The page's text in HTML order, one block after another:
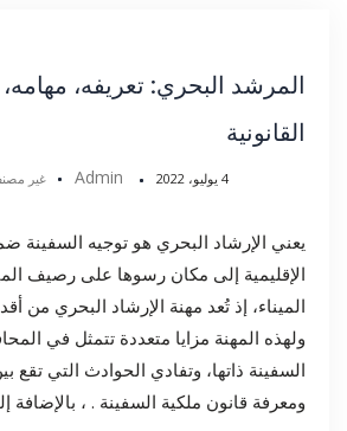
المرشد البحري: تعريفه،
القانونية
4 يوليو، 2022 Admin غير
يعني الإرشاد البحري هو توجيه السفينة
الإقليمية إلى مكان رسوها على رصيف
الميناء، إذ تُعد مهنة الإرشاد البحري من
ولهذه المهنة مزايا متعددة تتمثل في
السفينة ذاتها، وتفادي الحوادث التي تقع
ومعرفة قانون ملكية السفينة . ، بالإضافة